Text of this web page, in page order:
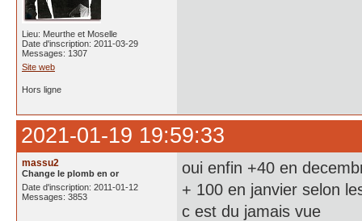
Lieu: Meurthe et Moselle
Date d'inscription: 2011-03-29
Messages: 1307
Site web
Hors ligne
2021-01-19 19:59:33
massu2
Change le plomb en or
Date d'inscription: 2011-01-12
Messages: 3853
oui enfin +40 en
+ 100 en janvier selon
c est du jamais vue